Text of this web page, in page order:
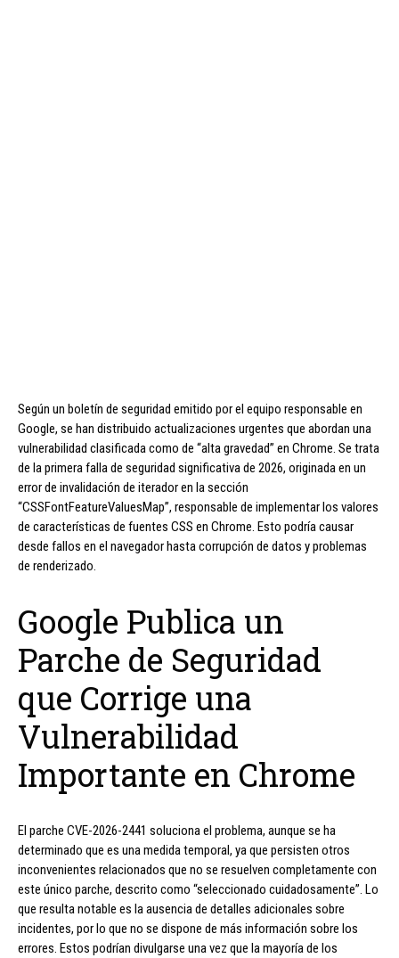
Según un boletín de seguridad emitido por el equipo responsable en
Google, se han distribuido actualizaciones urgentes que abordan una
vulnerabilidad clasificada como de “alta gravedad” en Chrome. Se trata
de la primera falla de seguridad significativa de 2026, originada en un
error de invalidación de iterador en la sección
“CSSFontFeatureValuesMap”, responsable de implementar los valores
de características de fuentes CSS en Chrome. Esto podría causar
desde fallos en el navegador hasta corrupción de datos y problemas
de renderizado.
Google Publica un
Parche de Seguridad
que Corrige una
Vulnerabilidad
Importante en Chrome
El parche CVE-2026-2441 soluciona el problema, aunque se ha
determinado que es una medida temporal, ya que persisten otros
inconvenientes relacionados que no se resuelven completamente con
este único parche, descrito como “seleccionado cuidadosamente”. Lo
que resulta notable es la ausencia de detalles adicionales sobre
incidentes, por lo que no se dispone de más información sobre los
errores. Estos podrían divulgarse una vez que la mayoría de los